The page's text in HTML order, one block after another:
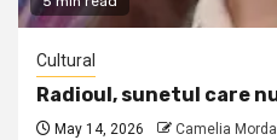
Cultural
Radioul, sunetul care
May 14, 2026 Camelia